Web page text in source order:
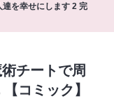
を幸せにします 2 完
チートで周
コミック】